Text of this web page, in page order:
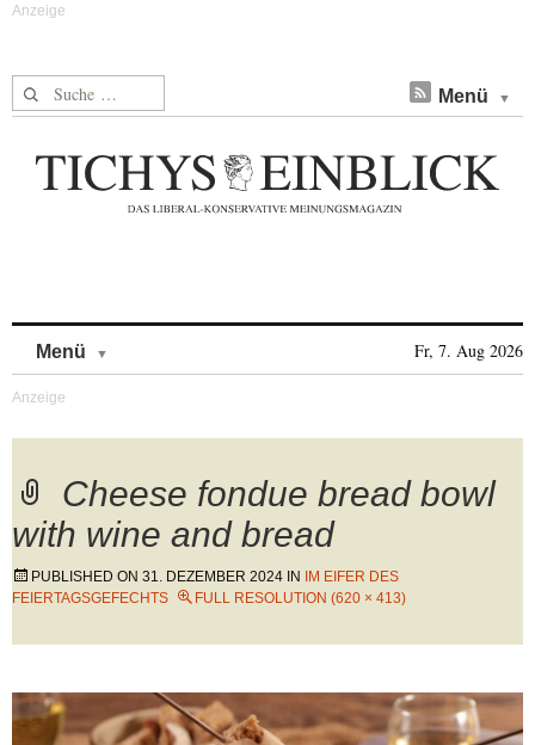
Suche nach: Menü
Menü Fr, 7. Aug 2026
Cheese fondue bread bowl
with wine and bread
PUBLISHED ON 31. DEZEMBER 2024 IN
IM EIFER DES
FEIERTAGSGEFECHTS
FULL RESOLUTION (620 × 413)